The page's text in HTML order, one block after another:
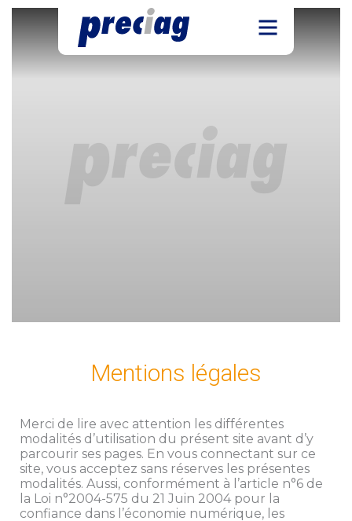
Mentions légales
Merci de lire avec attention les différentes
modalités d’utilisation du présent site avant d’y
parcourir ses pages. En vous connectant sur ce
site, vous acceptez sans réserves les présentes
modalités. Aussi, conformément à l’article n°6 de
la Loi n°2004-575 du 21 Juin 2004 pour la
confiance dans l’économie numérique, les